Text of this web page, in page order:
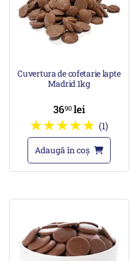
Cuvertura de cofetarie lapte
Madrid 1kg
3690 lei
(1)
Adaugă în coș